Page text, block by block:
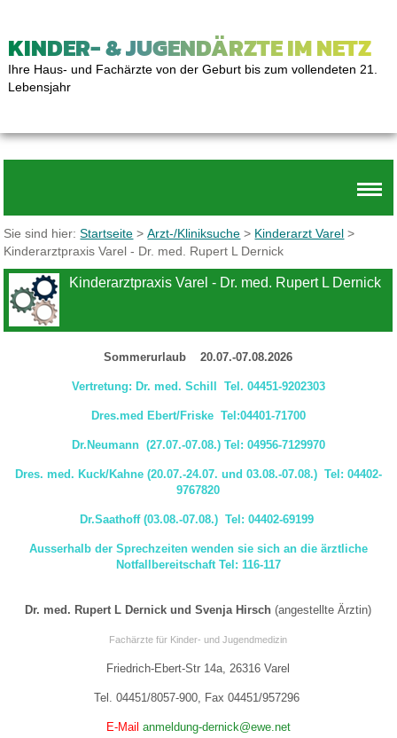
KINDER- & JUGENDÄRZTE IM NETZ
Ihre Haus- und Fachärzte von der Geburt bis zum vollendeten 21.
Lebensjahr
Sie sind hier:Startseite >Arzt-/Kliniksuche > Kinderarzt Varel >
Kinderarztpraxis Varel - Dr. med. Rupert L Dernick
Kinderarztpraxis Varel - Dr. med. Rupert L Dernick
Sommerurlaub 20.07.-07.08.2026
Vertretung: Dr. med. Schill Tel. 04451-9202303
Dres.med Ebert/Friske Tel:04401-71700
Dr.Neumann (27.07.-07.08.) Tel: 04956-7129970
Dres. med. Kuck/Kahne (20.07.-24.07. und 03.08.-07.08.) Tel: 04402-
9767820
Dr.Saathoff (03.08.-07.08.) Tel: 04402-69199
Ausserhalb der Sprechzeiten wenden sie sich an die ärztliche
Notfallbereitschaft Tel: 116-117
Dr. med. Rupert L Dernick undSvenja Hirsch(angestellte Ärztin)
Fachärzte für Kinder- und Jugendmedizin
Friedrich-Ebert-Str 14a, 26316 Varel
Tel. 04451/8057-900, Fax 04451/957296
E-Mail anmeldung-dernick@ewe.net